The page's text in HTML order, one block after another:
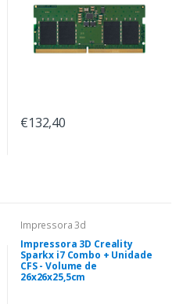
€132,40
Impressora 3d
Impressora 3D Creality
Sparkx i7 Combo + Unidade
CFS - Volume de
26x26x25,5cm